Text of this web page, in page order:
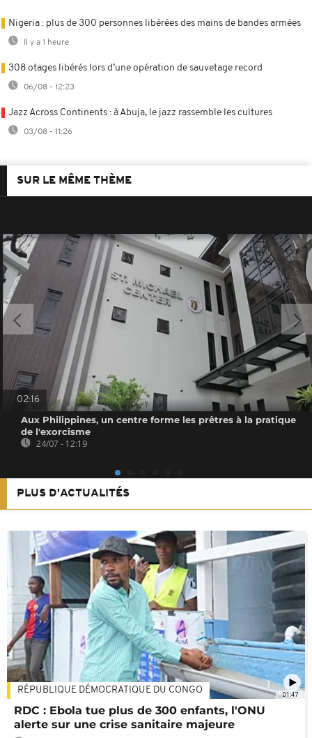
Nigeria : plus de 300 personnes libérées des mains de bandes armées
Il y a 1 heure
308 otages libérés lors d’une opération de sauvetage record
06/08 - 12:23
Jazz Across Continents : à Abuja, le jazz rassemble les cultures
03/08 - 11:26
SUR LE MÊME THÈME
02:16
Aux Philippines, un centre forme les prêtres à la pratique
de l'exorcisme
24/07 - 12:19
PLUS D'ACTUALITÉS
01:47
RÉPUBLIQUE DÉMOCRATIQUE DU CONGO
RDC : Ebola tue plus de 300 enfants, l'ONU
alerte sur une crise sanitaire majeure